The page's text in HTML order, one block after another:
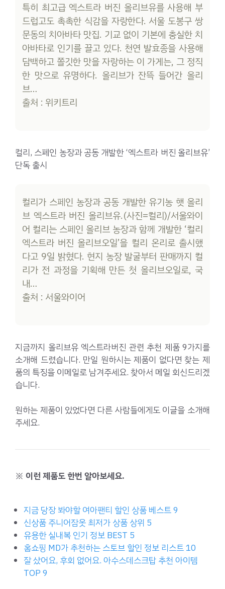
특히 최고급 엑스트라 버진 올리브유를 사용해 부
드럽고도 촉촉한 식감을 자랑한다. 서울 도봉구 쌍
문동의 치아바타 맛집. 기교 없이 기본에 충실한 치
아바타로 인기를 끌고 있다. 천연 발효종을 사용해
담백하고 쫄깃한 맛을 자랑하는 이 가게는, 그 정직
한 맛으로 유명하다. 올리브가 잔뜩 들어간 올리
브…
출처 : 위키트리
컬리, 스페인 농장과 공동 개발한 ‘엑스트라 버진 올리브유’
단독 출시
컬리가 스페인 농장과 공동 개발한 유기농 햇 올리
브 엑스트라 버진 올리브유.(사진=컬리)/서울와이
어 컬리는 스페인 올리브 농장과 함께 개발한 ‘컬리
엑스트라 버진 올리브오일’을 컬리 온리로 출시했
다고 9일 밝혔다. 현지 농장 발굴부터 판매까지 컬
리가 전 과정을 기획해 만든 첫 올리브오일로, 국
내…
출처 : 서울와이어
지금까지 올리브유 엑스트라버진 관련 추천 제품 9가지를
소개해 드렸습니다. 만일 원하시는 제품이 없다면 찾는 제
품의 특징을 이메일로 남겨주세요. 찾아서 메일 회신드리겠
습니다.
원하는 제품이 있었다면 다른 사람들에게도 이글을 소개해
주세요.
※ 이런 제품도 한번 알아보세요.
지금 당장 봐야할 여아팬티 할인 상품 베스트 9
신상품 주니어잠옷 최저가 상품 상위 5
유용한 실내복 인기 정보 BEST 5
홈쇼핑 MD가 추천하는 스토브 할인 정보 리스트 10
잘 샀어요, 후회 없어요. 아수스데스크탑 추천 아이템
TOP 9